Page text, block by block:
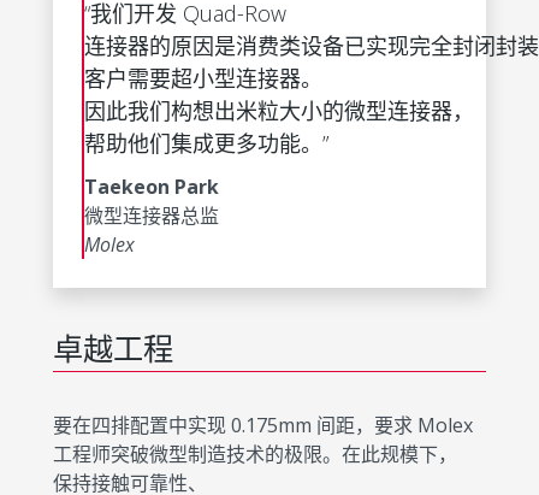
“我们开发 Quad-Row
连接器的原因是消费类设备已实现完全封闭封
客户需要超小型连接器。
因此我们构想出米粒大小的微型连接器，
帮助他们集成更多功能。”
Taekeon Park
微型连接器总监
Molex
卓越工程
要在四排配置中实现 0.175mm 间距，要求 Molex
工程师突破微型制造技术的极限。在此规模下，
保持接触可靠性、